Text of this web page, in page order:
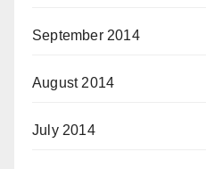
September 2014
August 2014
July 2014